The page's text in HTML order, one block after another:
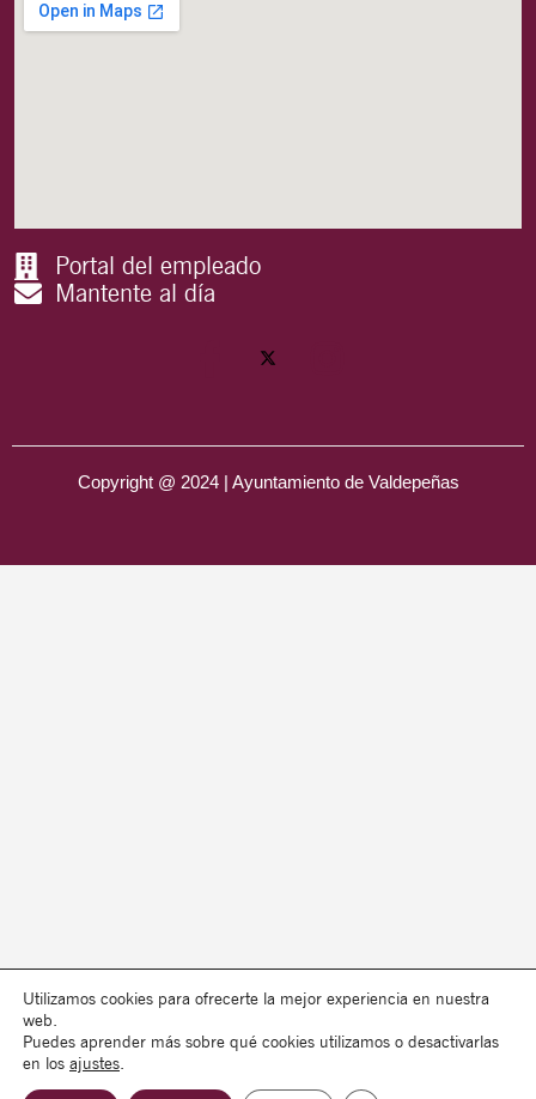
Portal del empleado
Mantente al día
Copyright @ 2024 | Ayuntamiento de Valdepeñas
Utilizamos cookies para ofrecerte la mejor experiencia en nuestra
web.
Puedes aprender más sobre qué cookies utilizamos o desactivarlas
en los ajustes